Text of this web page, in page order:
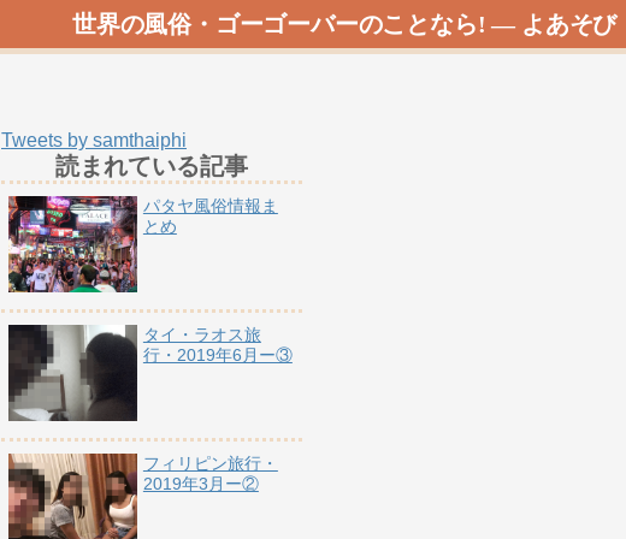
世界の風俗・ゴーゴーバーのことなら! ― よあそび
Tweets by samthaiphi
読まれている記事
パタヤ風俗情報ま
とめ
タイ・ラオス旅
行・2019年6月ー③
フィリピン旅行・
2019年3月ー②